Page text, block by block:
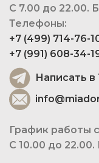
С 7.00 до 22.00.
Телефоны:
+7 (499) 714-76-
+7 (991) 608-34-
Написать в
График работы
С 10.00 до